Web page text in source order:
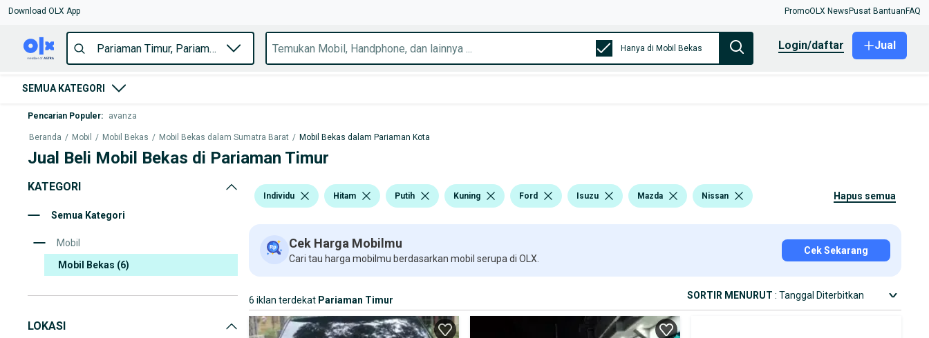
Download OLX App PromoOLX News Pusat Bantuan FAQ
Hanya di Mobil Bekas login/daftar Jual
SEMUA KATEGORI
Pencarian Populer: avanza
Beranda / Mobil / Mobil Bekas / Mobil Bekas dalam Sumatra Barat / Mobil Bekas dalam Pariaman Kota
Jual Beli Mobil Bekas di Pariaman Timur
KATEGORI
Semua Kategori
Mobil
Mobil Bekas (6)
LOKASI
Individu Hitam Putih Kuning Ford Isuzu Mazda Nissan hapus semua
Cek Harga Mobilmu
Cari tau harga mobilmu berdasarkan mobil serupa di OLX.
Cek Sekarang
6 iklan terdekat Pariaman Timur SORTIR MENURUT : Tanggal Diterbitkan